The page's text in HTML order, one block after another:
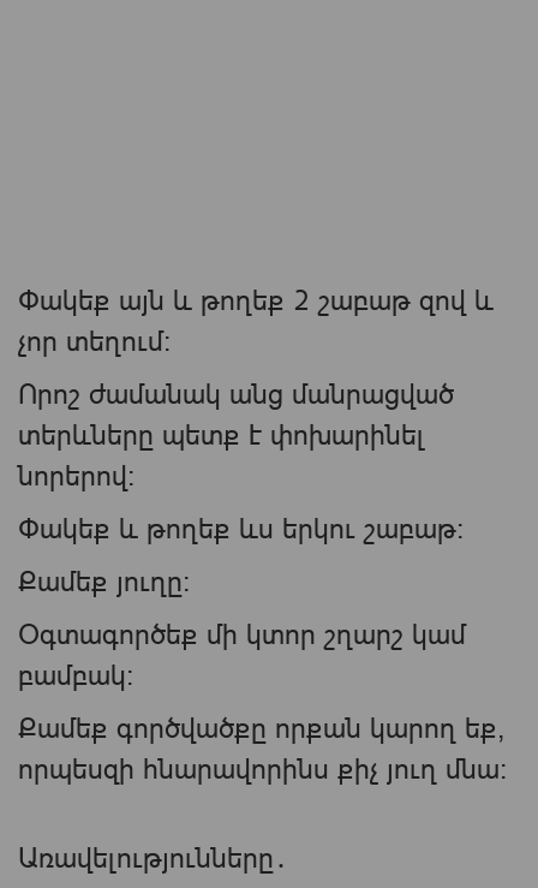
Փակեք այն և թողեք 2 շաբաթ զով և
չոր տեղում։
Որոշ ժամանակ անց մանրացված
տերևները պետք է փոխարինել
նորերով։
Փակեք և թողեք ևս երկու շաբաթ։
Քամեք յուղը։
Օգտագործեք մի կտոր շղարշ կամ
բամբակ:
Քամեք գործվածքը որքան կարող եք,
որպեսզի հնարավորինս քիչ յուղ մնա:
Առավելությունները․